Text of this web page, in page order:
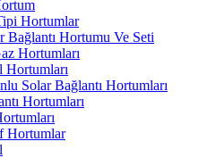
Hortumlar
Bağlantı Hortumu Ve Seti
Hortumları
Hortumları
Solar Bağlantı Hortumları
Hortumları
Hortumlar